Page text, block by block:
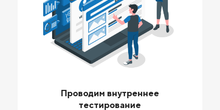
Проводим внутреннее
тестирование